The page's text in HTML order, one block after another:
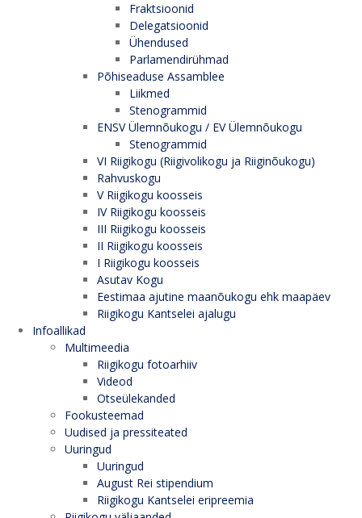
Fraktsioonid
Delegatsioonid
Ühendused
Parlamendirühmad
Põhiseaduse Assamblee
Liikmed
Stenogrammid
ENSV Ülemnõukogu / EV Ülemnõukogu
Stenogrammid
VI Riigikogu (Riigivolikogu ja Riiginõukogu)
Rahvuskogu
V Riigikogu koosseis
IV Riigikogu koosseis
III Riigikogu koosseis
II Riigikogu koosseis
I Riigikogu koosseis
Asutav Kogu
Eestimaa ajutine maanõukogu ehk maapäev
Riigikogu Kantselei ajalugu
Infoallikad
Multimeedia
Riigikogu fotoarhiiv
Videod
Otseülekanded
Fookusteemad
Uudised ja pressiteated
Uuringud
Uuringud
August Rei stipendium
Riigikogu Kantselei eripreemia